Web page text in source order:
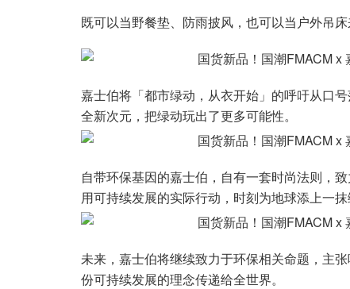
既可以当野餐垫、防雨披风，也可以当户外吊
嘉士伯将「都市绿动，从衣开始」的呼吁从口
全新次元，把绿动玩出了更多可能性。
自带环保基因的嘉士伯，自有一套时尚法则，
用可持续发展的实际行动，时刻为地球添上一抹
未来，嘉士伯将继续致力于环保相关命题，主
份可持续发展的理念传递给全世界。